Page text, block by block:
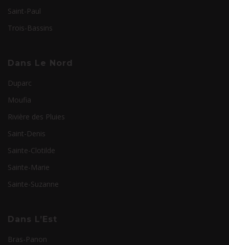
Saint-Paul
Trois-Bassins
Dans Le Nord
Duparc
Moufia
Rivière des Pluies
Saint-Denis
Sainte-Clotilde
Sainte-Marie
Sainte-Suzanne
Dans L’Est
Bras-Panon